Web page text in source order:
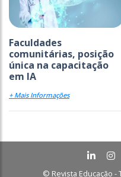
Faculdades
comunitárias, posição
única na capacitação
em IA
+ Mais Informações
© Revista Educação